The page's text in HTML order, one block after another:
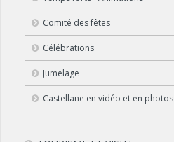
Comité des fêtes
Célébrations
Jumelage
Castellane en vidéo et en photos